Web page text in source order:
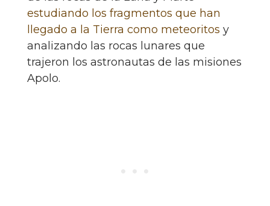
estudiando los fragmentos que han
llegado a la Tierra como meteoritos y
analizando las rocas lunares que
trajeron los astronautas de las misiones
Apolo.